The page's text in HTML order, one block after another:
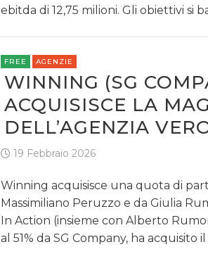
ebitda di 12,75 milioni. Gli obiettivi si
FREE AGENZIE
WINNING (SG
ACQUISISCE LA
DELL’AGENZIA
19 Febbraio 2026
Winning acquisisce una quota di
Massimiliano Peruzzo e da Giulia
In Action (insieme con Alberto
al 51% da SG Company, ha acquisito il